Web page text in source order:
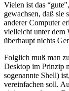
Vielen ist das
gewachsen, daß sie
anderer Computer
vielleicht unter dem
überhaupt nichts
Folglich muß man
Desktop im Prinzip
sogenannte Shell)
vereinfachen soll.